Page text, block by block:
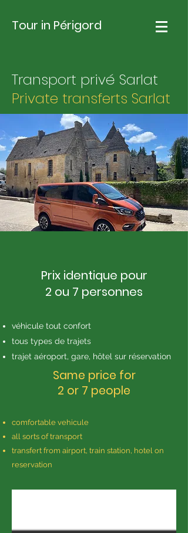
Tour in Périgord
Transport privé Sarlat
Private transferts Sarlat
Prix identique pour
2 ou 7 personnes​
véhicule tout confort
tous types de trajets
trajet aéroport, gare, hôtel sur réservation
Same price for
2 or 7 people​
comfortable vehicule
all sorts of transport
transfert from airport, train station, hotel on
reservation